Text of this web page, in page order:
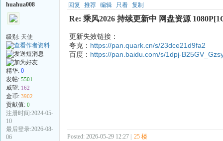
huahua008
级别: 天使
精华: 0
发帖: 5501
威望: 162
金币: 3902
贡献值: 0
注册时间:2024-05-
10
最后登录:2026-08-
06
回复 推荐 编辑 只看 复制
Re: 乘风2026 持续更新中 网盘资源
更新失效链接：
夸克： https://pan.quark.cn/s/23dce21d9fa2
百度： https://pan.baidu.com/s/1dpj-
Posted: 2026-05-29 12:27 | 25 楼